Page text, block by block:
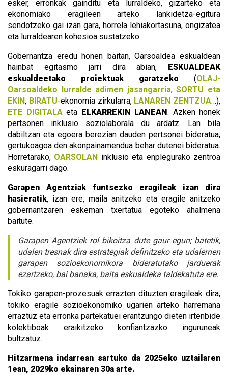
esker, erronkak gainditu eta lurraldeko, gizarteko eta
ekonomiako eragileen arteko lankidetza-egitura
sendotzeko gai izan gara, horrela lehiakortasuna, ongizatea
eta lurraldearen kohesioa sustatzeko.
Gobernantza eredu honen baitan, Oarsoaldea eskualdean
hainbat egitasmo jarri dira abian, ESKUALDEAK
eskualdeetako proiektuak garatzeko (OLAJ-
Oarsoaldeko lurralde adimen jasangarria,SORTU eta
EKIN, BIRATU-ekonomia zirkularra, LANAREN ZENTZUA…),
ETE DIGITALAeta ELKARREKIN LANEAN. Azken honek
pertsonen inklusio soziolaborala du ardatz. Lan bila
dabiltzan eta egoera berezian dauden pertsonei bideratua,
gertukoagoa den akonpainamendua behar dutenei bideratua.
Horretarako, OARSOLAN inklusio eta enplegurako zentroa
eskuragarri dago.
Garapen Agentziak funtsezko eragileak izan dira
hasieratik, izan ere, maila anitzeko eta eragile anitzeko
gobernantzaren eskeman txertatua egoteko ahalmena
baitute.
Garapen Agentziek rol bikoitza dute gaur egun; batetik,
udalen tresnak dira estrategiak definitzeko eta udalerrien
garapen sozioekonomikora bideratutako jarduerak
ezartzeko, bai banaka, baita eskualdeka taldekatuta ere.
Tokiko garapen-prozesuak errazten dituzten eragileak dira,
tokiko eragile sozioekonomiko ugarien arteko harremana
erraztuz eta erronka partekatuei erantzungo dieten irtenbide
kolektiboak eraikitzeko konfiantzazko inguruneak
bultzatuz.
Hitzarmena indarrean sartuko da 2025eko uztailaren
1ean, 2029ko ekainaren 30a arte.